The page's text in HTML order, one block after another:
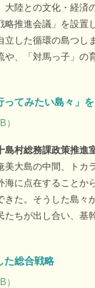
大陸との文化・経済
略推進会議」を設置
立した循環の島つし
や、「対馬っ子」の
ってみたい島々」
島村総務課政策推
美大島の中間、トカ
海に点在することか
きた。そうした島々
たちが出し合い、基
た総合戦略